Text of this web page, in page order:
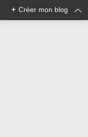
+ Créer mon blog